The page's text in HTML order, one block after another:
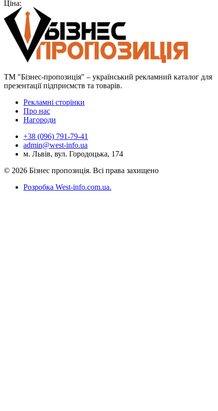
Ціна:
ТМ "Бізнес-пропозиція" – український рекламний каталог для
презентації підприємств та товарів.
Рекламні сторінки
Про нас
Нагороди
+38 (096) 791-79-41
admin@west-info.ua
м. Львів, вул. Городоцька, 174
© 2026 Бізнес пропозиція. Всі права захищено
Розробка West-info.com.ua.